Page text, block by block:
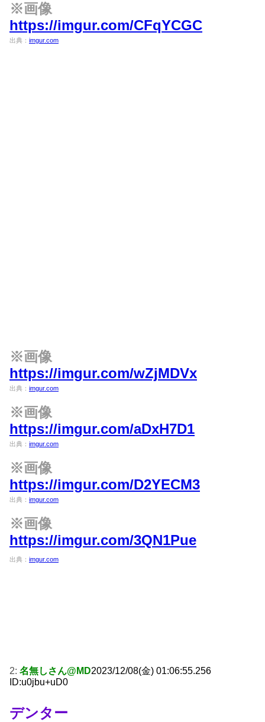
※画像
https://imgur.com/CFqYCGC
出典： imgur.com
※画像
https://imgur.com/wZjMDVx
出典： imgur.com
※画像
https://imgur.com/aDxH7D1
出典： imgur.com
※画像
https://imgur.com/D2YECM3
出典： imgur.com
※画像
https://imgur.com/3QN1Pue
出典： imgur.com
2: 名無しさん@MD2023/12/08(金) 01:06:55.256
ID:u0jbu+uD0
デンター